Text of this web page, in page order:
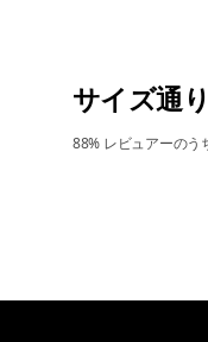
サイズ通り
88% レビュアーのう